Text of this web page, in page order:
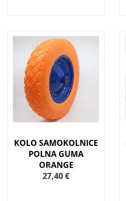
KOLO SAMOKOLNICE
POLNA GUMA
ORANGE
27,40 €